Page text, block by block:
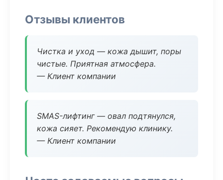
Отзывы клиентов
Чистка и уход — кожа дышит, поры
чистые. Приятная атмосфера.
— Клиент компании
SMAS-лифтинг — овал подтянулся,
кожа сияет. Рекомендую клинику.
— Клиент компании